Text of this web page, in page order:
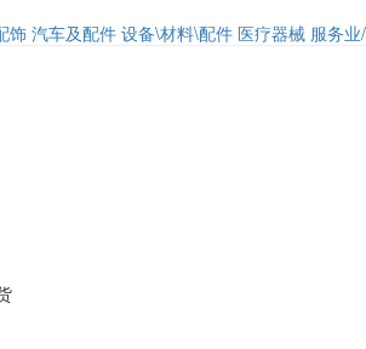
饰 汽车及配件 设备\材料\配件 医疗器械 服务业